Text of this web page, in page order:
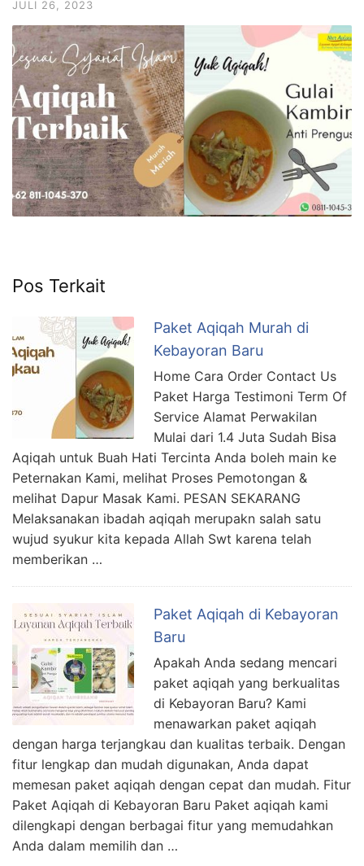
6713
JULI 26, 2023
Pos Terkait
Paket Aqiqah Murah di
Kebayoran Baru
Home Cara Order Contact Us
Paket Harga Testimoni Term Of
Service Alamat Perwakilan
Mulai dari 1.4 Juta Sudah Bisa
Aqiqah untuk Buah Hati Tercinta Anda boleh main ke
Peternakan Kami, melihat Proses Pemotongan &
melihat Dapur Masak Kami. PESAN SEKARANG
Melaksanakan ibadah aqiqah merupakn salah satu
wujud syukur kita kepada Allah Swt karena telah
memberikan …
Paket Aqiqah di Kebayoran
Baru
Apakah Anda sedang mencari
paket aqiqah yang berkualitas
di Kebayoran Baru? Kami
menawarkan paket aqiqah
dengan harga terjangkau dan kualitas terbaik. Dengan
fitur lengkap dan mudah digunakan, Anda dapat
memesan paket aqiqah dengan cepat dan mudah. Fitur
Paket Aqiqah di Kebayoran Baru Paket aqiqah kami
dilengkapi dengan berbagai fitur yang memudahkan
Anda dalam memilih dan …